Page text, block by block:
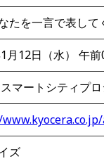
たを一言で表し
月12日（水） 午
マートシティプ
ズ